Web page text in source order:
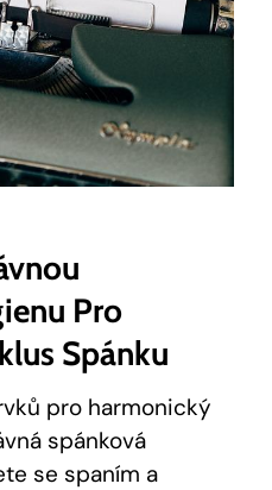
Pro
Spánku
pro harmonický
spánková
se spaním a